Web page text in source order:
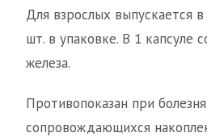
Для взрослых выпускается
шт. в упаковке. В 1 капсуле
железа.
Противопоказан при
сопровождающихся